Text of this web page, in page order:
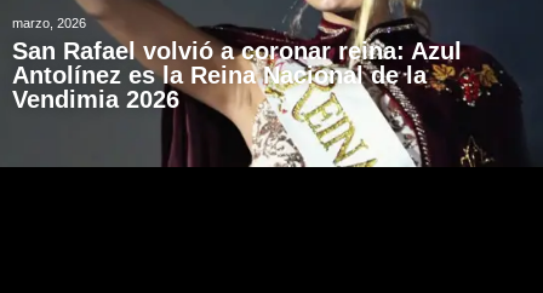
marzo, 2026
San Rafael volvió a coronar reina: Azul
Antolínez es la Reina Nacional de la
Vendimia 2026